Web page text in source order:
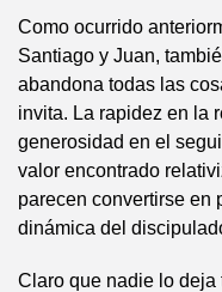
Como ocurrido
Santiago y Juan,
abandona todas las
invita. La rapidez en la
generosidad en el
valor encontrado
parecen convertirse en
dinámica del
Claro que nadie lo deja